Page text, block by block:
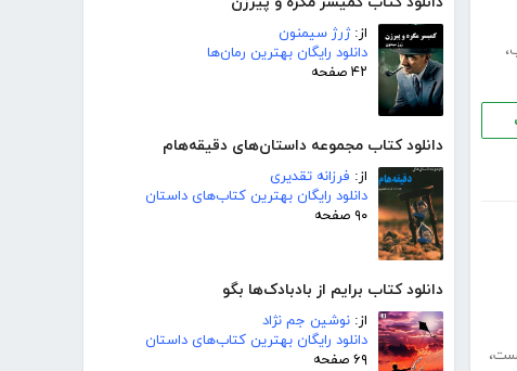
از:ژرژ سیمنون
دانلود رایگان بهترین رمان‌ها
۴۲ صفحه
دانلود کتاب مجموعه داستان‌های دقیقه‌هام
از: فرزانه تقدیری
دانلود رایگان بهترین کتاب‌های داستان
۹۰ صفحه
دانلود کتاب برایم از بادبادک‌ها بگو
از: نوشین جم نژاد
دانلود رایگان بهترین کتاب‌های داستان
۶۹ صفحه
،
،